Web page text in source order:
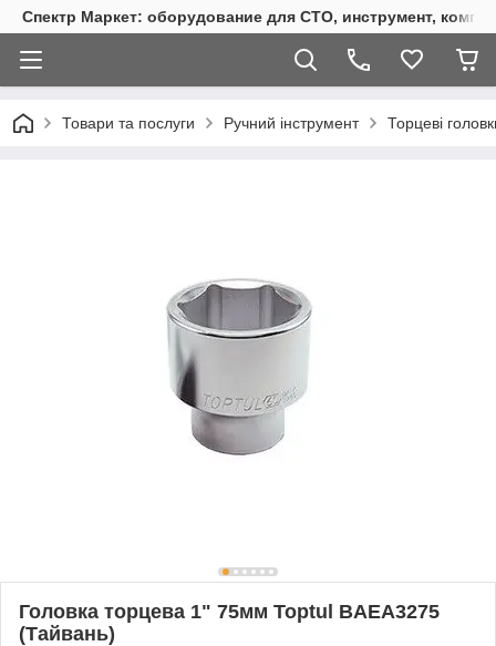
Спектр Маркет: оборудование для СТО, инструмент,
Товари та послуги Ручний інструмент Торцеві
Головка торцева 1" 75мм Toptul BAEA3275
(Тайвань)